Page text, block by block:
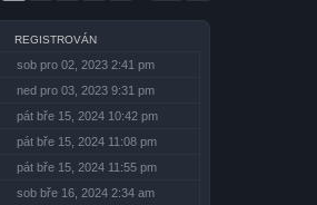
REGISTROVÁN
sob pro 02, 2023 2:41 pm
ned pro 03, 2023 9:31 pm
pát bře 15, 2024 10:42 pm
pát bře 15, 2024 11:08 pm
pát bře 15, 2024 11:55 pm
sob bře 16, 2024 2:34 am